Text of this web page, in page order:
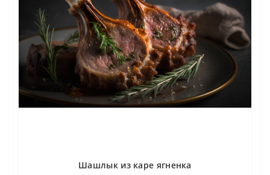
Шашлык из каре ягненка